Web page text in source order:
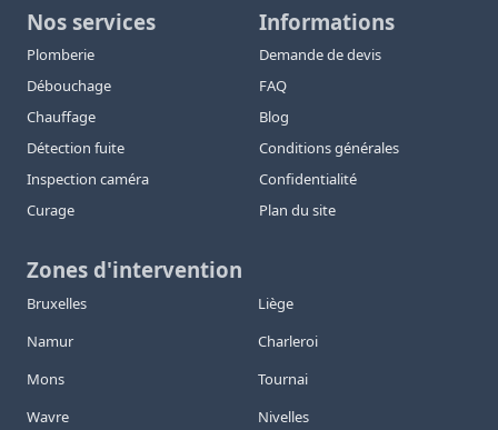
Nos services
Plomberie
Débouchage
Chauffage
Détection fuite
Inspection caméra
Curage
Informations
Demande de devis
FAQ
Blog
Conditions générales
Confidentialité
Plan du site
Zones d'intervention
Bruxelles
Liège
Namur
Charleroi
Mons
Tournai
Wavre
Nivelles